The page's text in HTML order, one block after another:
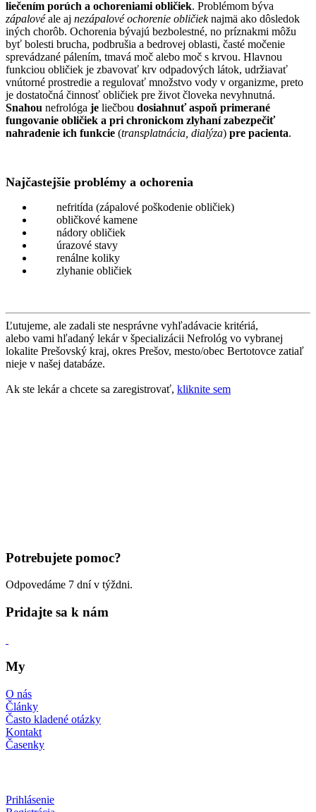
liečením porúch a ochoreniami obličiek. Problémom býva
zápalovéale aj nezápalové ochorenie obličieknajmä ako dôsledok
iných chorôb. Ochorenia bývajú bezbolestné, no príznakmi môžu
byť bolesti brucha, podbrušia a bedrovej oblasti, časté močenie
sprevádzané pálením, tmavá moč alebo moč s krvou. Hlavnou
funkciou obličiek je zbavovať krv odpadových látok, udržiavať
vnútorné prostredie a regulovať množstvo vody v organizme, preto
je dostatočná činnosť obličiek pre život človeka nevyhnutná.
Snahou nefrológa je liečbou dosiahnuť aspoň primerané
fungovanie obličiek a pri chronickom zlyhaní zabezpečiť
nahradenie ich funkcie (transplatnácia, dialýza) pre pacienta.
Najčastejšie problémy a ochorenia
nefritída (zápalové poškodenie obličiek)
obličkové kamene
nádory obličiek
úrazové stavy
renálne koliky
zlyhanie obličiek
Ľutujeme, ale zadali ste nesprávne vyhľadávacie kritériá,
alebo vami hľadaný lekár v špecializácii Nefrológ vo vybranej
lokalite Prešovský kraj, okres Prešov, mesto/obec Bertotovce zatiaľ
nieje v našej databáze.
Ak ste lekár a chcete sa zaregistrovať, kliknite sem
Potrebujete pomoc?
Odpovedáme 7 dní v týždni.
Pridajte sa k nám
My
O nás
Články
Často kladené otázky
Kontakt
Časenky
Prihlásenie